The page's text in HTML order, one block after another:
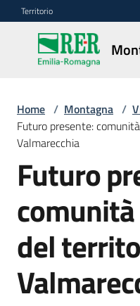
Vai al contenuto
Vai alla navigazione
Vai al footer
Territorio
Montagna
Vivere
e
Infrastrutture
e
sicurezza
del
territorio
Home / Montagna /
Futuro presente:
Valmarecchia
Futuro
del